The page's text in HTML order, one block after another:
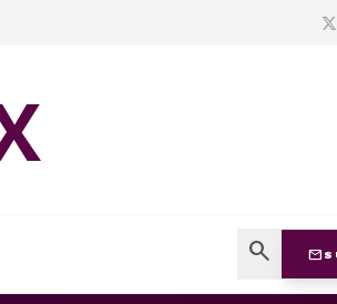
search mail